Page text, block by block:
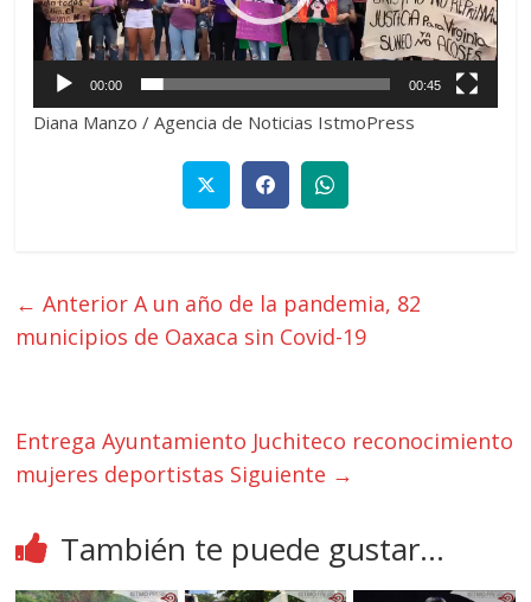
00:00 00:45
Diana Manzo / Agencia de Noticias IstmoPress
← Anterior A un año de la pandemia, 82
municipios de Oaxaca sin Covid-19
Entrega Ayuntamiento Juchiteco reconocimiento
mujeres deportistas Siguiente →
También te puede gustar...